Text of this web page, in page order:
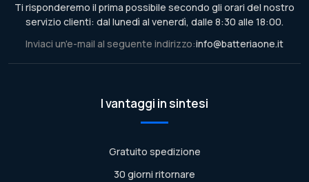
Ti risponderemo il prima possibile secondo gli orari del nostro
servizio clienti: dal lunedì al venerdì, dalle 8:30 alle 18:00.
Inviaci un'e-mail al seguente indirizzo:info@batteriaone.it
I vantaggi in sintesi
Gratuito spedizione
30 giorni ritornare